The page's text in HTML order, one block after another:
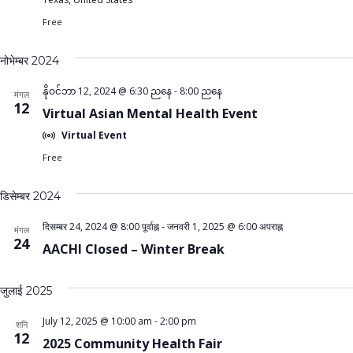
Free
नोभेम्बर 2024
मंगल
12 Virtual Asian Mental Health Event
နိုဝင်ဘာ 12, 2024 @ 6:30 ညနေ- 8:00 ညနေ
Virtual Event
Free
डिसेम्बर 2024
मंगल
24 AACHI Closed – Winter Break
दिसम्बर 24, 2024 @ 8:00 पूर्वाह्न-जनवरी 1, 2025 @ 6:00 अपराह्न
जुलाई 2025
शनि
12 2025 Community Health Fair
July 12, 2025 @ 10:00 am -2:00 pm